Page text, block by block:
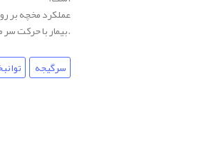
عملكرد مخچه بر
.بيمار با حركت
سرگیجه